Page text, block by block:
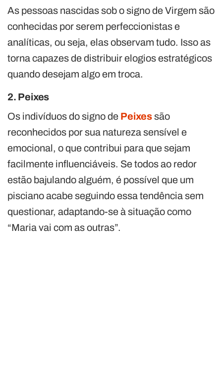
As pessoas nascidas sob o signo de Virgem são
conhecidas por serem perfeccionistas e
analíticas, ou seja, elas observam tudo. Isso as
torna capazes de distribuir elogios estratégicos
quando desejam algo em troca.
2. Peixes
Os indivíduos do signo de Peixessão
reconhecidos por sua natureza sensível e
emocional, o que contribui para que sejam
facilmente influenciáveis. Se todos ao redor
estão bajulando alguém, é possível que um
pisciano acabe seguindo essa tendência sem
questionar, adaptando-se à situação como
“Maria vai com as outras”.